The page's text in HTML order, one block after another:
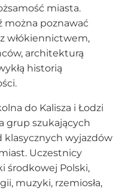
miasta.
można poznawać
włókiennictwem,
architekturą
historią
do Kalisza i Łodzi
grup szukających
wyjazdów
Uczestnicy
środkowej Polski,
muzyki, rzemiosła,